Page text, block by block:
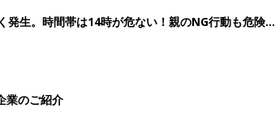
生。時間帯は14時が危ない！親のNG行動も危険を
業のご紹介